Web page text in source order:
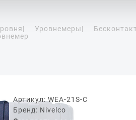
для
| Уровнемеры|
Артикул: WEA-21S-C
Бренд: Nivelco